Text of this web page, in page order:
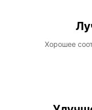
Хорошее